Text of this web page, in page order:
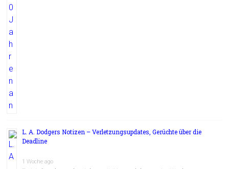
L. A. Dodgers Notizen – Verletzungsupdates, Gerüchte über die
Deadline
1 Woche ago